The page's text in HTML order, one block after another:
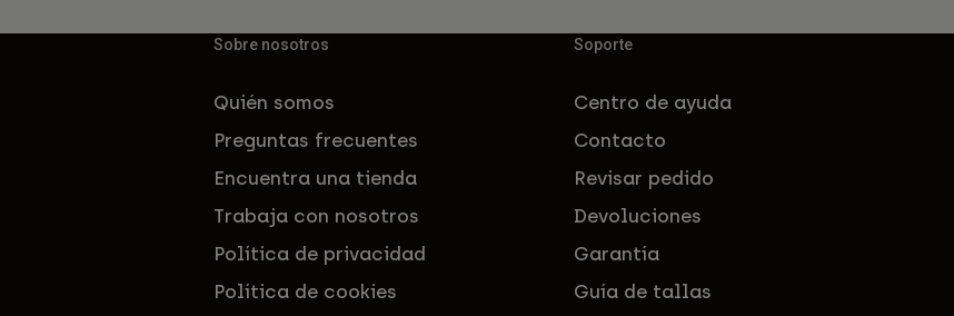
Sobre nosotros
Quién somos
Preguntas frecuentes
Encuentra una tienda
Trabaja con nosotros
Política de privacidad
Política de cookies
Soporte
Centro de ayuda
Contacto
Revisar pedido
Devoluciones
Garantía
Guía de tallas